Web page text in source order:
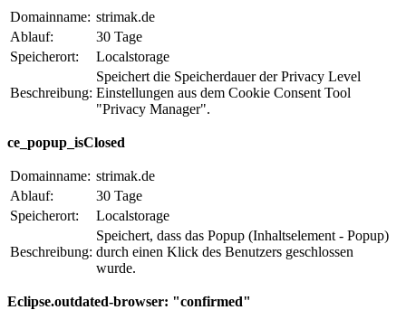
Domainname: strimak.de
Ablauf:
30 Tage
Speicherort:
Localstorage
Beschreibung:
Speichert die Speicherdauer der Privacy Level
Einstellungen aus dem Cookie Consent Tool
"Privacy Manager".
ce_popup_isClosed
Domainname: strimak.de
Ablauf:
30 Tage
Speicherort:
Localstorage
Beschreibung:
Speichert, dass das Popup (Inhaltselement - Popup)
durch einen Klick des Benutzers geschlossen
wurde.
Eclipse.outdated-browser: "confirmed"